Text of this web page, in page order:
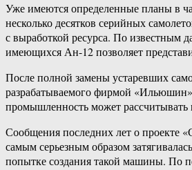
Уже имеются определенные планы в
несколько десятков серийных
с выработкой ресурса. По известным
имеющихся Ан-12 позволяет
После полной замены устаревших
разрабатываемого фирмой «Ильюшин»
промышленность может рассчитывать
Сообщения последних лет о проекте
самым серьезным образом
попытке создания такой машины. По